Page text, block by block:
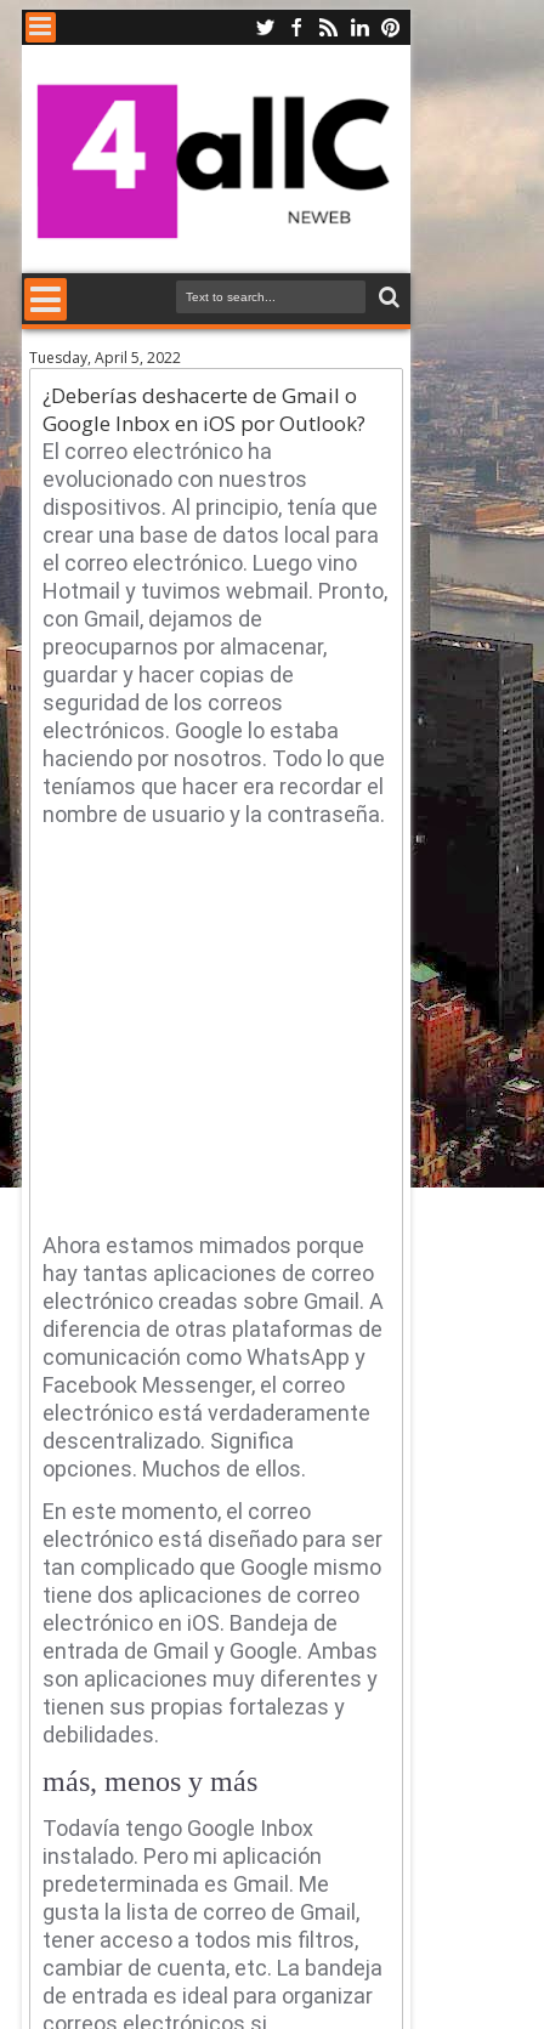
Tuesday, April 5, 2022
¿Deberías deshacerte de Gmail o
Google Inbox en iOS por Outlook?
El correo electrónico ha
evolucionado con nuestros
dispositivos.Al principio, tenía que
crear una base de datos local para
el correo electrónico. Luego vino
Hotmail y tuvimos webmail. Pronto,
con Gmail, dejamos de
preocuparnos por almacenar,
guardar y hacer copias de
seguridad de los correos
electrónicos. Google lo estaba
haciendo por nosotros. Todo lo que
teníamos que hacer era recordar el
nombre de usuario y la contraseña.
Ahora estamos mimados porque
hay tantas aplicaciones de correo
electrónico creadas sobre Gmail.A
diferencia de otras plataformas de
comunicación como WhatsApp y
Facebook Messenger, el correo
electrónico está verdaderamente
descentralizado. Significa
opciones. Muchos de ellos.
En este momento, el correo
electrónico está diseñado para ser
tan complicado que Google mismo
tiene dos aplicaciones de correo
electrónico en iOS. Bandeja de
entrada de Gmail y Google.Ambas
son aplicaciones muy diferentes y
tienen sus propias fortalezas y
debilidades.
más, menos y más
Todavía tengo Google Inbox
instalado. Pero mi aplicación
predeterminada es Gmail. Me
gusta la lista de correo de Gmail,
tener acceso a todos mis filtros,
cambiar de cuenta, etc. La bandeja
de entrada es ideal para organizar
correos electrónicos si